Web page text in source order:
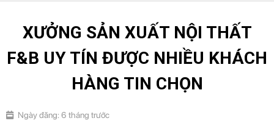
XƯỞNG SẢN XUẤT NỘI THẤT
F&B UY TÍN ĐƯỢC NHIỀU KHÁCH
HÀNG TIN CHỌN
Ngày đăng: 6 tháng trước